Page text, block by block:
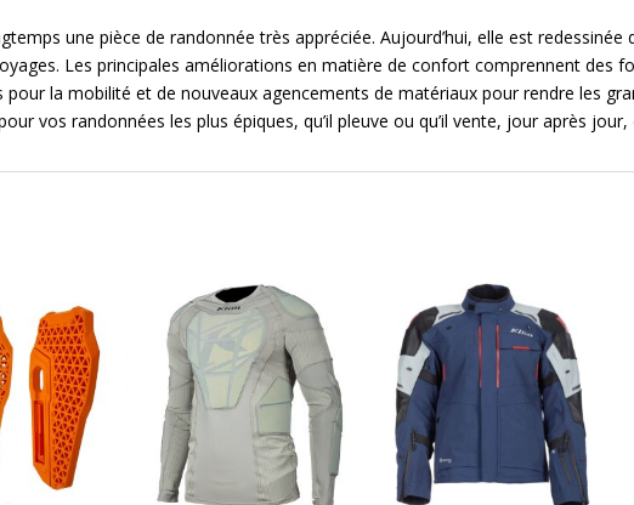
une pièce de randonnée très appréciée. Aujourd’hui, elle est
Les principales améliorations en matière de confort comprennent des
pour la mobilité et de nouveaux agencements de matériaux pour rendre les
vos randonnées les plus épiques, qu’il pleuve ou qu’il vente, jour après